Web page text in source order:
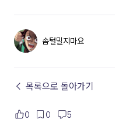
솜털밀지마요
← 목록으로 돌아가기
0 0 5